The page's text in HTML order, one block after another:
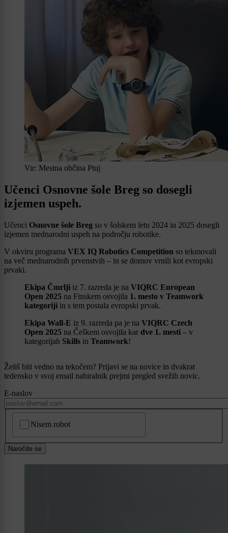
Vir: Mestna občina Ptuj
Učenci Osnovne šole Breg so dosegli
izjemen uspeh.
Učenci Osnovne šole Breg so v šolskem letu 2024 in 2025 dosegli
izjemen mednarodni uspeh na področju robotike.
V okviru programa VEX IQ Robotics Competition so tekmovali
na več mednarodnih prvenstvih – in se domov vrnili kot evropski
prvaki.
Ekipa Čmrlji iz 7. razreda je na VIQRC European
Open 2025 na Finskem osvojila 1. mesto v Teamwork
kategoriji in s tem postala evropski prvak.
Ekipa Wall-E iz 9. razreda pa je na VIQRC Czech
Open 2025 na Češkem osvojila kar dve 1. mesti – v
kategorijah Skills in Teamwork!
Želiš biti vedno na tekočem? Prijavi se na novice in dvakrat
tedensko v svoj email nabiralnik prejmi pregled svežih novic.
E-naslov
Nisem robot
Naročite se